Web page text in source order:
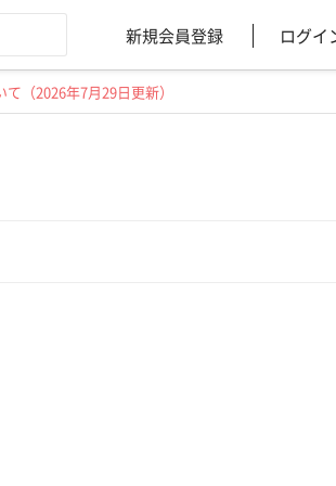
新規会員登録 ログイ
（2026年7月29日更新）